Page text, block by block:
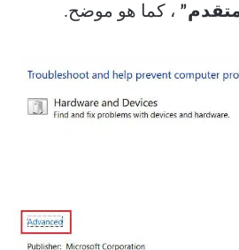
، كما هو موضح.